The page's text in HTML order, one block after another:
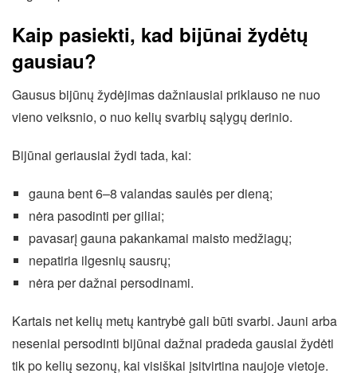
Kaip pasiekti, kad bijūnai žydėtų
gausiau?
Gausus bijūnų žydėjimas dažniausiai priklauso ne nuo
vieno veiksnio, o nuo kelių svarbių sąlygų derinio.
Bijūnai geriausiai žydi tada, kai:
gauna bent 6–8 valandas saulės per dieną;
nėra pasodinti per giliai;
pavasarį gauna pakankamai maisto medžiagų;
nepatiria ilgesnių sausrų;
nėra per dažnai persodinami.
Kartais net kelių metų kantrybė gali būti svarbi. Jauni arba
neseniai persodinti bijūnai dažnai pradeda gausiai žydėti
tik po kelių sezonų, kai visiškai įsitvirtina naujoje vietoje.